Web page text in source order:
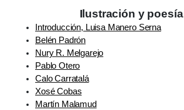
Ilustración y poesía
Introducción, Luisa Manero Serna
Belén Padrón
Nury R. Melgarejo
Pablo Otero
Calo Carratalá
Xosé Cobas
Martín Malamud